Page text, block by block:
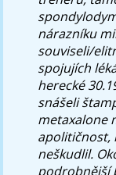
nárazníku
souviseli/
spojujích
herecké
snášeli
metaxalone
apolitičnost,
neškudlil.
podrobnější